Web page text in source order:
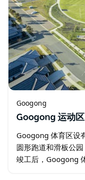
Googong
Googong 运动区
Googong 体育区设
圆形跑道和滑板公
竣工后，Googong